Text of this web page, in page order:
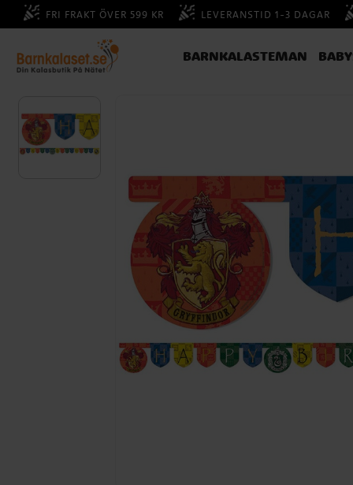
FRI FRAKT ÖVER 599 KR LEVERANSTID 1-3 DAGAR
BARNKALASTEMAN